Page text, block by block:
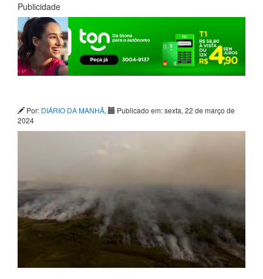
Publicidade
Por: DIÁRIO DA MANHÃ,
Publicado em: sexta, 22 de março de
2024